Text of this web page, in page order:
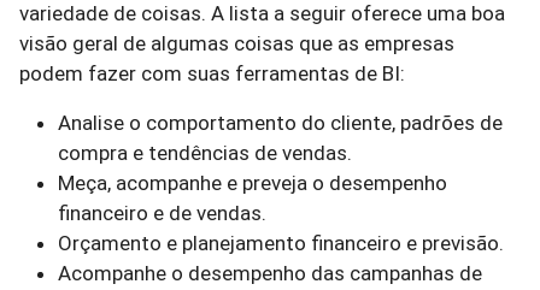
variedade de coisas. A lista a seguir oferece uma boa
visão geral de algumas coisas que as empresas
podem fazer com suas ferramentas de BI:
Analise o comportamento do cliente, padrões de
compra e tendências de vendas.
Meça, acompanhe e preveja o desempenho
financeiro e de vendas.
Orçamento e planejamento financeiro e previsão.
Acompanhe o desempenho das campanhas de